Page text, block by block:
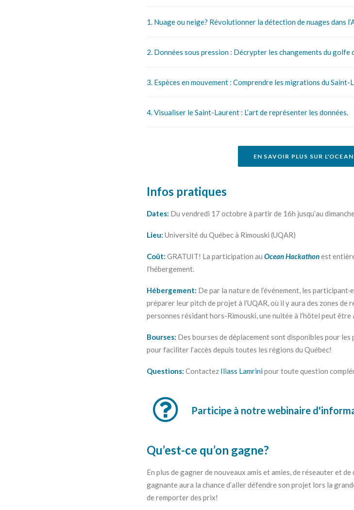
1. Nuage ou neige? Révolutionner la détection de nuages dans
2. Données sous pression : Décrypter les changements du golfe
3. Espèces en mouvement : Comprendre les migrations du Saint-
4. Visualiser le Saint-Laurent : L’art de représenter les données.
EN SAVOIR PLUS SUR
Infos pratiques
Dates: Du vendredi 17 octobre à partir de 16h jusqu’au
Lieu: Université du Québec à Rimouski (UQAR)
Coût: GRATUIT! La participation au Ocean Hackathonest
l’hébergement.
Hébergement: De par la nature de l’événement, les
préparer leur pitch de projet à l’UQAR, où il y aura des zones de
personnes résidant hors-Rimouski, une nuitée à l’hôtel peut être
Bourses: Des bourses de déplacement sont disponibles pour
pour faciliter l’accès depuis toutes les régions du Québec!
Questions: Contactez Iliass Lamrinipour toute question
Participe à notre webinaire
Qu’est-ce qu’on gagne?
En plus de gagner de nouveaux amis et amies, de réseauter et
gagnante aura la chance d’aller défendre son projet lors la
de remporter des prix!